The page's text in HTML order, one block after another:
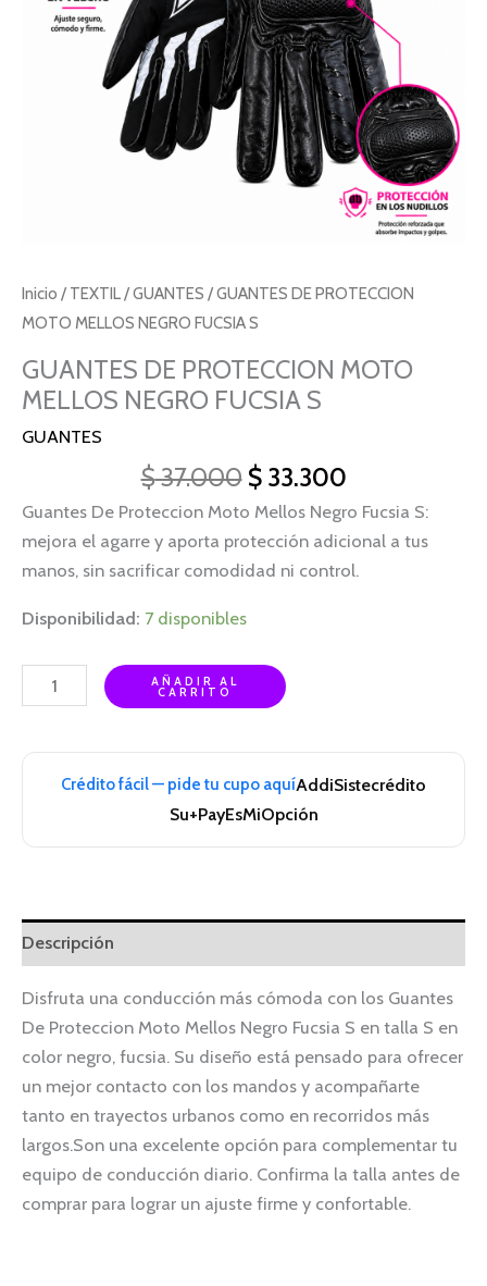
Inicio / TEXTIL/GUANTES / GUANTES DE PROTECCION
MOTO MELLOS NEGRO FUCSIA S
GUANTES DE PROTECCION MOTO
MELLOS NEGRO FUCSIA S
GUANTES
$37.000 $33.300
Guantes De Proteccion Moto Mellos Negro Fucsia S:
mejora el agarre y aporta protección adicional a tus
manos, sin sacrificar comodidad ni control.
Disponibilidad: 7 disponibles
AÑADIR AL
CARRITO
Crédito fácil — pide tu cupo aquíAddiSistecrédito
Su+PayEsMiOpción
Descripción
Disfruta una conducción más cómoda con los Guantes
De Proteccion Moto Mellos Negro Fucsia S en talla S en
color negro, fucsia. Su diseño está pensado para ofrecer
un mejor contacto con los mandos y acompañarte
tanto en trayectos urbanos como en recorridos más
largos.Son una excelente opción para complementar tu
equipo de conducción diario. Confirma la talla antes de
comprar para lograr un ajuste firme y confortable.